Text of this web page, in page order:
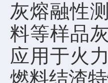
灰熔融性
料等样品
应用于火
燃料结渣